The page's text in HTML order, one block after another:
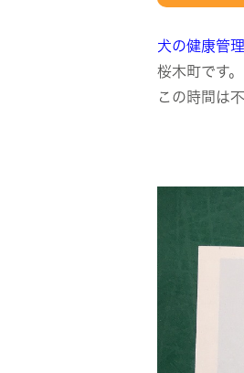
犬の健康管
桜木町です。
この時間は